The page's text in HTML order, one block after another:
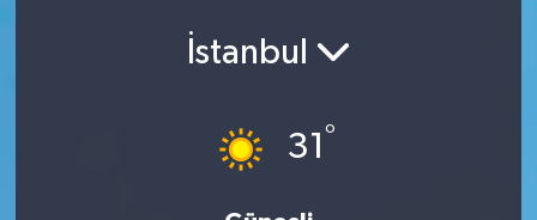
İstanbul
31 °
KÜLTÜR - SANAT